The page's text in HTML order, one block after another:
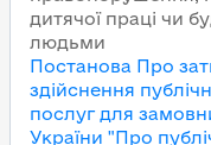
дитячої праці чи
людьми
Постанова Про
здійснення
послуг для
України "Про